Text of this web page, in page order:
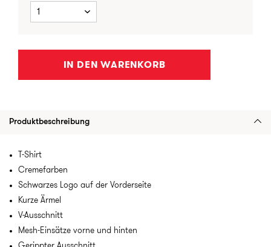
1
IN DEN WARENKORB
Produktbeschreibung
T-Shirt
Cremefarben
Schwarzes Logo auf der Vorderseite
Kurze Ärmel
V-Ausschnitt
Mesh-Einsätze vorne und hinten